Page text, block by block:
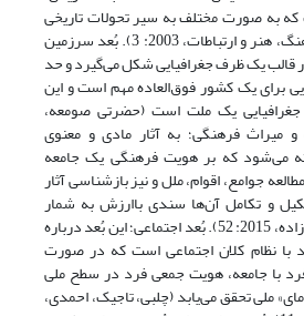
به صورت مختلف به سیر تحولات تاریخی
می‌پردازد (پ‍ژوه‍ش‍گ‍اه‌ ف‍ره‍ن‍گ‌، ه‍ن‍ر و ارت‍ب‍اطات‌، 2003: 3). بُعد سرزمین
قالب یک ظرف جغرافیایی شکل می‌گیرد و حد
برای یک کشور فوق‌العاده مهم است و این
یک ملت است (حضرتی صومعه،
و میراث فرهنگی؛ به آثار مادی و معنوی
می‌شود که بر هویت فرهنگی یک جامعه
جوامع، اقوام، ملل و نیز بازشناسی آثار
و تکامل آن‌ها سندی با‌ارزش به شمار
می‌آید (هاشمی و قربانعلی‌زاده، 2015: 52). بُعد اجتماعی؛ این بُعد درباره
با نظام کلان اجتماعی است که در صورت
با جامعه، هویت جمعی فرد در سطح ملی
ملی تحقق می‌یابد (چلبی، تاجیک، احمدی،